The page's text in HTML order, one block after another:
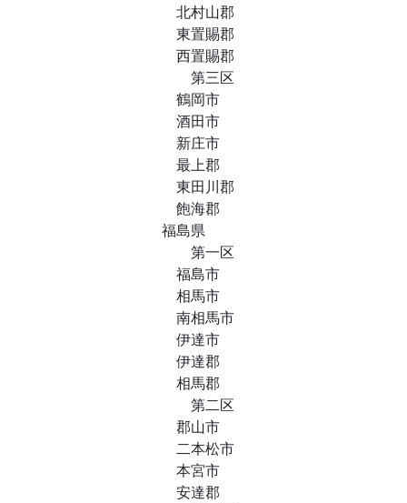
北村山郡
東置賜郡
西置賜郡
第三区
鶴岡市
酒田市
新庄市
最上郡
東田川郡
飽海郡
福島県
第一区
福島市
相馬市
南相馬市
伊達市
伊達郡
相馬郡
第二区
郡山市
二本松市
本宮市
安達郡